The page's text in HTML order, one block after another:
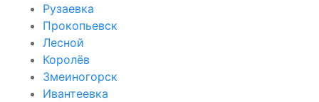
Рузаевка
Прокопьевск
Лесной
Королёв
Змеиногорск
Ивантеевка